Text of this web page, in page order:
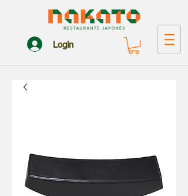
Login